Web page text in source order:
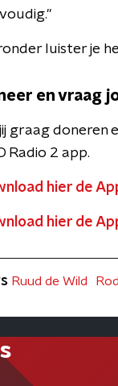
luister je
en vraag
graag doneren
Radio 2 app.
hier de
hier de
Ruud de Wild